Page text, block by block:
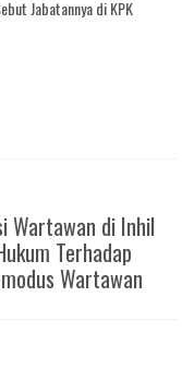
Jabatannya di KPK
Wartawan di Inhil
Terhadap
Wartawan